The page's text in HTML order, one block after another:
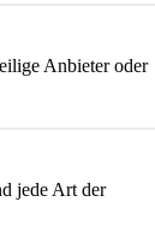
Anbieter oder
jede Art der